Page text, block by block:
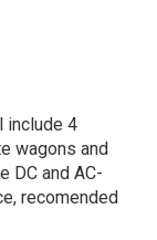
include 4
wagons and
DC and AC-
recomended